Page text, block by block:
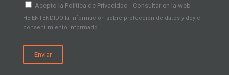
Acepto la Política de Privacidad - Consultar en la web
HE ENTENDIDO la información sobre protección de datos y doy el
consentimiento informado.